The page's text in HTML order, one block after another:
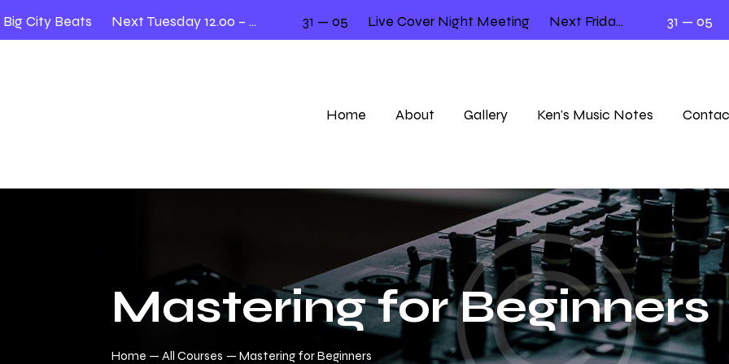
Beats Next Tuesday 12.00 – 2.00 31 — 05 Live Cover Night Meeting Next Friday 12.00 – 2.00 31 — 05
Home About Gallery Ken’s Music Notes
Mastering for Beginners
Home All Courses Mastering for Beginners